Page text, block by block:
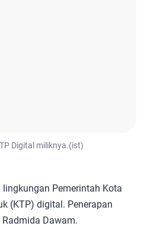
Digital miliknya.(ist)
Pemerintah Kota
(KTP) digital. Penerapan
Dawam.